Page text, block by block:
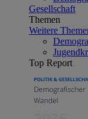
Gesellschaft
Themen
Weitere
Top Report